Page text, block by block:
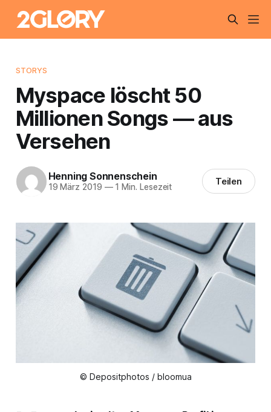
STORYS
Myspace löscht 50
Millionen Songs — aus
Versehen
Henning Sonnenschein
19 März 2019 —1 Min. Lesezeit Teilen
© Depositphotos / bloomua